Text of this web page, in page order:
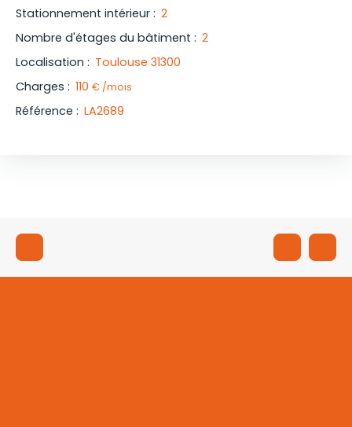
Stationnement intérieur : 2
Nombre d'étages du bâtiment : 2
Localisation : Toulouse 31300
Charges : 110 € /mois
Référence : LA2689